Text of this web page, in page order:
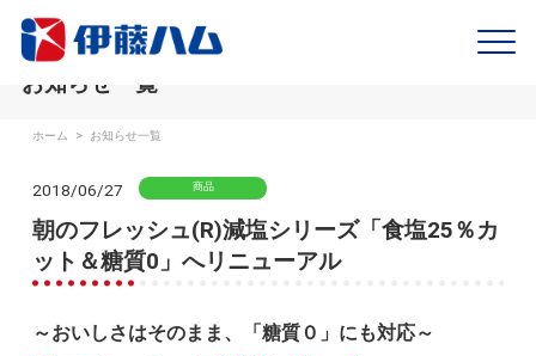
お知らせ一覧
ホーム > お知らせ一覧
2018/06/27 商品
朝のフレッシュ(R)減塩シリーズ「食塩25％カ
ット＆糖質0」へリニューアル
～おいしさはそのまま、「糖質０」にも対応～